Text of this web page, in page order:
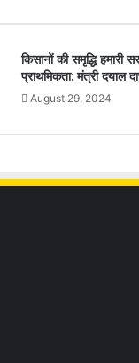
किसानों की समृद्धि हमारी
प्राथमिकता: मंत्री दयाल
August 29, 2024